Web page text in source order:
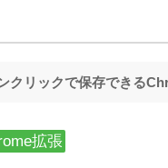
クリックで保存できる
拡張